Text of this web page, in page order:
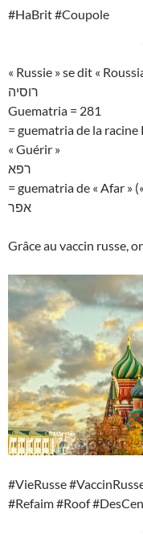
#HaBrit #Coupole
« Russie » se dit «
רוסיה
Guematria = 281
= guematria de la
« Guérir »
רפא
= guematria de « Afar »
אפר
Grâce au vaccin russe,
#VieRusse
#Refaim #Roof